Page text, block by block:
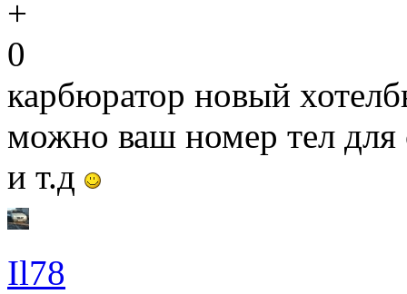
0
карбюратор новый
можно ваш номер тел для
и т.д
Il78